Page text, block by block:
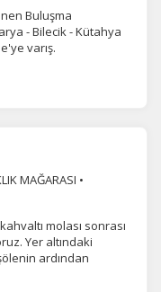
Buluşma
- Bilecik - Kütahya
varış.
MAĞARASI •
molası sonrası
Yer altındaki
ardından